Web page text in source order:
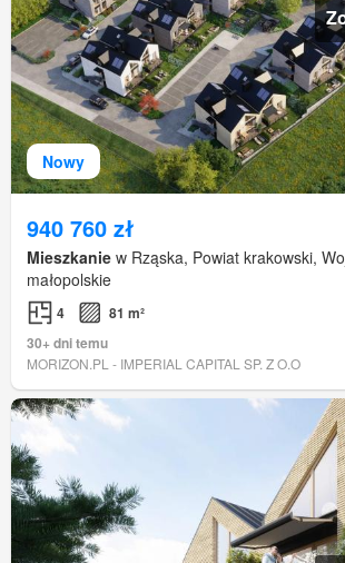
Nowy
940 760 zł
Mieszkanie w Rząska, Powiat krakowski,
małopolskie
4
81 m²
30+ dni temu
MORIZON.PL - IMPERIAL CAPITAL SP. Z O.O